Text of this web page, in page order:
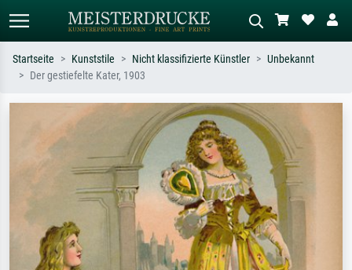
Suchen Sie nach Künstlern, Werktiteln
oder Stilen – z.B. Monet,
Sternennacht, Impressionismus, Welle
Hokusai, Akt.
Beschreiben Sie die Szene – z.B. Grüne
Wiese, Abstrakt mit viel Rot, Dunkles
Ölgemälde, Stehender Akt neben einem
Baum.
Startseite Kunststile Nicht klassifizierte Künstler
Unbekannt
Der gestiefelte Kater, 1903